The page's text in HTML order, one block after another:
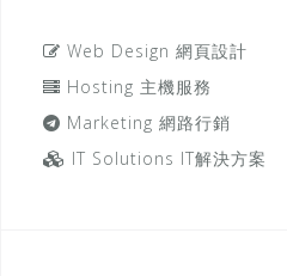
Web Design 網頁設計
Hosting 主機服務
Marketing 網路行銷
IT Solutions IT解決方案